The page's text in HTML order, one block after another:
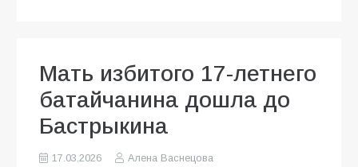
Мать избитого 17-летнего
батайчанина дошла до
Бастрыкина
17.03.2026
Алена Васнецова